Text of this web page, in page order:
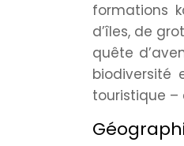
formations
d’îles, de
quête
biodiversité
touristique –